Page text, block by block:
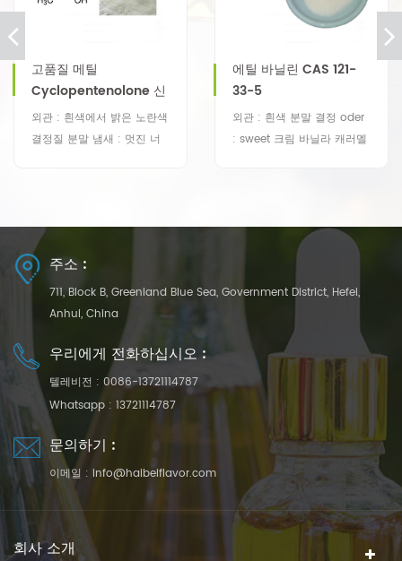
고품질 메틸
Cyclopentenolone 신
뢰할 수있는 Supplie
외관 : 흰색에서 밝은 노란색
결정질 분말 냄새 : 멋진 너
에틸 바닐린 CAS 121-
33-5
외관 : 흰색 분말 결정 oder
: sweet 크림 바닐라 캐러멜
주소 :
711, Block B, Greenland Blue Sea, Government District, Hefei,
Anhui, China
우리에게 전화하십시오 :
텔레비전 : 0086-13721114787
Whatsapp : 13721114787
문의하기 :
이메일 : info@haibeiflavor.com
회사 소개